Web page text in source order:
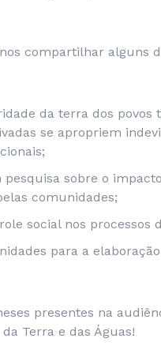
compartilhar alguns
da terra dos povos
se apropriem
sobre o
comunidades;
social nos processos
para a
presentes na
Terra e das Águas!